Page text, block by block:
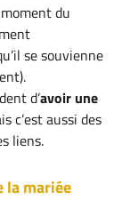
du
se souvienne
d’avoir une
c’est aussi des
liens.
la mariée